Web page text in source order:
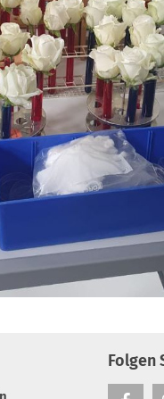
Folgen